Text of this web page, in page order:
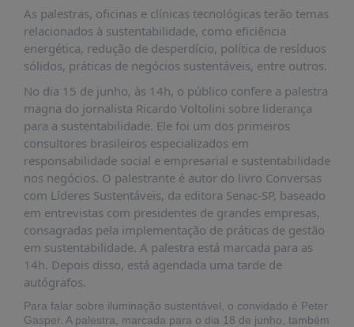
DADOS
FRENTE
SOBRE
A
FRENTE
MATERIAIS
INFORMAÇÕES
CURSOS
EVENTOS
INSCRIÇÕES
MATERIAIS
As palestras, oficinas e clínicas tecnológicas terão temas
relacionados à sustentabilidade, como eficiência
energética, redução de desperdício, política de resíduos
sólidos, práticas de negócios sustentáveis, entre outros.
No dia 15 de junho, às 14h, o público confere a palestra
magna do jornalista Ricardo Voltolini sobre liderança
para a sustentabilidade. Ele foi um dos primeiros
consultores brasileiros especializados em
responsabilidade social e empresarial e sustentabilidade
nos negócios. O palestrante é autor do livro Conversas
com Líderes Sustentáveis, da editora Senac-SP, baseado
em entrevistas com presidentes de grandes empresas,
consagradas pela implementação de práticas de gestão
em sustentabilidade. A palestra está marcada para as
14h. Depois disso, está agendada uma tarde de
autógrafos.
Para falar sobre iluminação sustentável, o convidado é Peter
Gasper. A palestra, marcada para o dia 18 de junho, também